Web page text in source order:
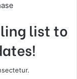
list to